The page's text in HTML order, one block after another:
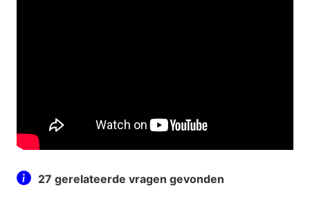
27 gerelateerde vragen gevonden